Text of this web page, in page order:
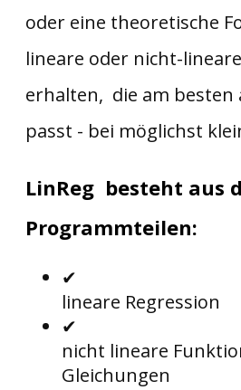
oder eine theoretische
lineare oder nicht-
erhalten, die am besten
passt - bei möglichst
LinReg besteht aus
Programmteilen:
✔
lineare Regression
✔
nicht lineare
Gleichungen